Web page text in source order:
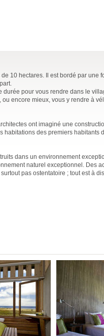
10 hectares. Il est bordé par une
durée pour vous rendre dans le
encore mieux, vous y rendre à
ont imaginé une
habitations des premiers habitants
dans un environnement
naturel exceptionnel. Des
pas ostentatoire ; tout est à